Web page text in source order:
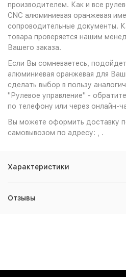
производителем. Как и все
CNC алюминиевая оранжевая
сопроводительные документы.
товара проверяется нашим
Вашего заказа.
Если Вы сомневаетесь,
алюминиевая оранжевая для
сделать выбор в пользу
"Рулевое управление" -
по телефону или через онлайн-
Вы можете оформить доставку
самовывозом по адресу: , .
Характеристики
Отзывы